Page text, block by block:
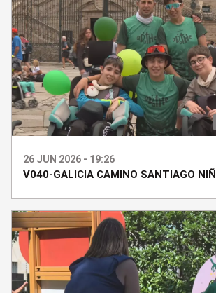
26 JUN 2026 - 19:26
V040-GALICIA CAMINO SANTIAGO